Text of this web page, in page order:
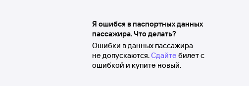
Я ошибся в паспортных данных
пассажира. Что делать?
Ошибки в данных пассажира
не допускаются.Сдайте билет с
ошибкой и купите новый.